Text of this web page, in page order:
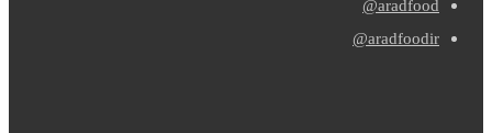
aradfood@
aradfoodir@